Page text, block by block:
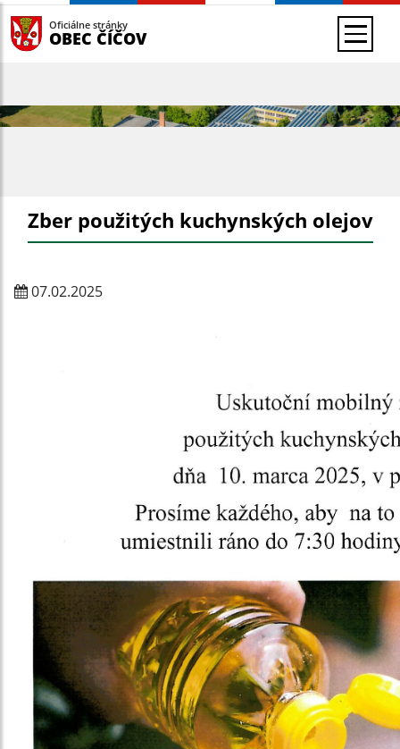
Oficiálne stránky
OBEC ČÍČOV
Zber použitých kuchynských olejov
07.02.2025